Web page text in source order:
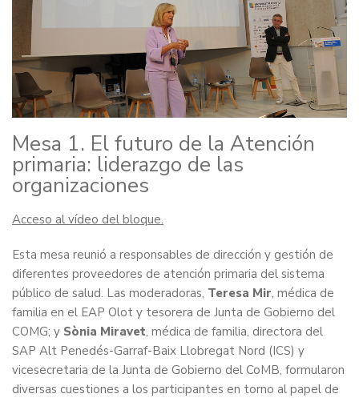
Mesa 1. El futuro de la Atención
primaria: liderazgo de las
organizaciones
Acceso al vídeo del bloque.
Esta mesa reunió a responsables de dirección y gestión de
diferentes proveedores de atención primaria del sistema
público de salud. Las moderadoras, Teresa Mir, médica de
familia en el EAP Olot y tesorera de Junta de Gobierno del
COMG; y Sònia Miravet, médica de familia, directora del
SAP Alt Penedés-Garraf-Baix Llobregat Nord (ICS) y
vicesecretaria de la Junta de Gobierno del CoMB, formularon
diversas cuestiones a los participantes en torno al papel de